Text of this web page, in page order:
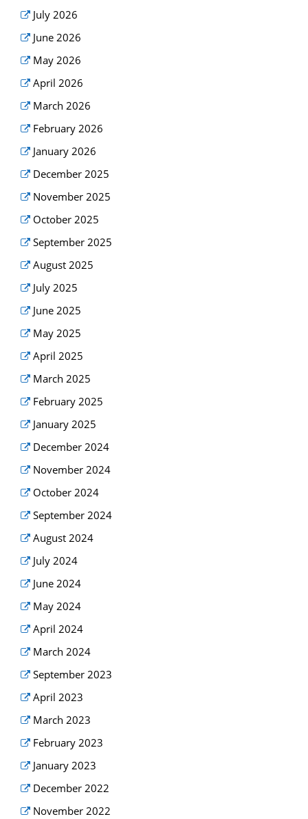
July 2026
June 2026
May 2026
April 2026
March 2026
February 2026
January 2026
December 2025
November 2025
October 2025
September 2025
August 2025
July 2025
June 2025
May 2025
April 2025
March 2025
February 2025
January 2025
December 2024
November 2024
October 2024
September 2024
August 2024
July 2024
June 2024
May 2024
April 2024
March 2024
September 2023
April 2023
March 2023
February 2023
January 2023
December 2022
November 2022